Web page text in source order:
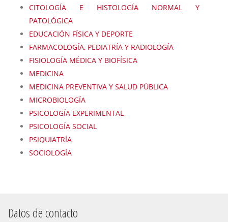
CITOLOGÍA E HISTOLOGÍA NORMAL Y
PATOLÓGICA
EDUCACIÓN FÍSICA Y DEPORTE
FARMACOLOGÍA, PEDIATRÍA Y RADIOLOGÍA
FISIOLOGÍA MÉDICA Y BIOFÍSICA
MEDICINA
MEDICINA PREVENTIVA Y SALUD PÚBLICA
MICROBIOLOGÍA
PSICOLOGÍA EXPERIMENTAL
PSICOLOGÍA SOCIAL
PSIQUIATRÍA
SOCIOLOGÍA
Datos de contacto